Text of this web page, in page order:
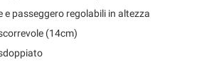
e passeggero regolabili in altezza
(14cm)